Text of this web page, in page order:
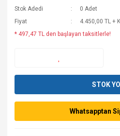
Stok Adedi
0 Adet
Fiyat
4.450,00 TL +
* 497,47 TL den başlayan taksitlerle!
STOK
Whatsapptan